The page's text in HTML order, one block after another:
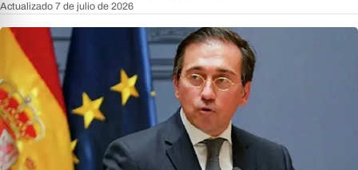
Actualizado 7 de julio de 2026